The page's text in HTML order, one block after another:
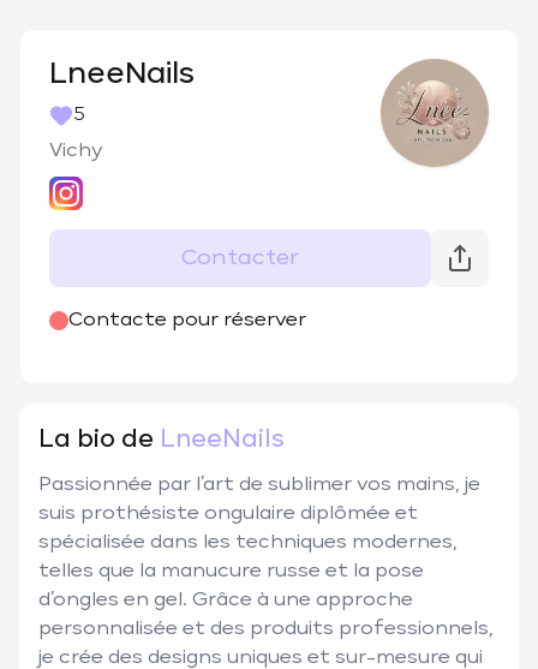
LneeNails
5
Vichy
Contacter
Contacte pour réserver
@lnee_nails
La bio de LneeNails
Passionnée par l’art de sublimer vos mains, je
suis prothésiste ongulaire diplômée et
spécialisée dans les techniques modernes,
telles que la manucure russe et la pose
d’ongles en gel. Grâce à une approche
personnalisée et des produits professionnels,
je crée des designs uniques et sur-mesure qui